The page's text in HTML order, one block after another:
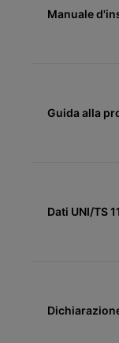
Manuale
Guida alla
Dati UNI/TS